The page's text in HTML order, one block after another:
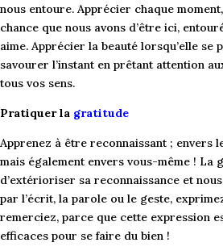
nous entoure. Apprécier chaque
chance que nous avons d’être ici,
aime. Apprécier la beauté lorsqu’elle se
savourer l’instant en prêtant attention
tous vos sens.
Pratiquer la gratitude
Apprenez à être reconnaissant ; envers
mais également envers vous-même ! La
d’extérioriser sa reconnaissance et
par l’écrit, la parole ou le geste,
remerciez, parce que cette expression
efficaces pour se faire du bien !